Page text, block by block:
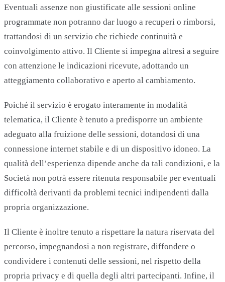
Eventuali assenze non giustificate alle sessioni online
programmate non potranno dar luogo a recuperi o rimborsi,
trattandosi di un servizio che richiede continuità e
coinvolgimento attivo. Il Cliente si impegna altresì a seguire
con attenzione le indicazioni ricevute, adottando un
atteggiamento collaborativo e aperto al cambiamento.
Poiché il servizio è erogato interamente in modalità
telematica, il Cliente è tenuto a predisporre un ambiente
adeguato alla fruizione delle sessioni, dotandosi di una
connessione internet stabile e di un dispositivo idoneo. La
qualità dell’esperienza dipende anche da tali condizioni, e la
Società non potrà essere ritenuta responsabile per eventuali
difficoltà derivanti da problemi tecnici indipendenti dalla
propria organizzazione.
Il Cliente è inoltre tenuto a rispettare la natura riservata del
percorso, impegnandosi a non registrare, diffondere o
condividere i contenuti delle sessioni, nel rispetto della
propria privacy e di quella degli altri partecipanti. Infine, il